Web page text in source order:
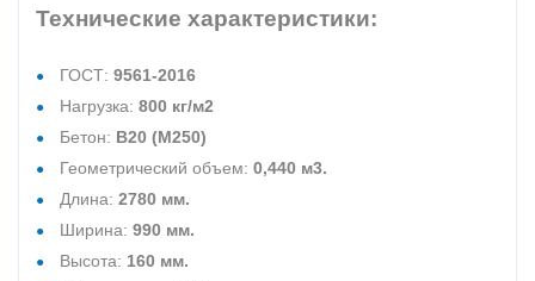
Технические характеристики:
ГОСТ: 9561-2016
Нагрузка: 800 кг/м2
Бетон: В20 (М250)
Геометрический объем: 0,440 м3.
Длина: 2780 мм.
Ширина: 990 мм.
Высота: 160 мм.